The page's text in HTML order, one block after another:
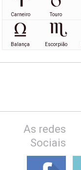
Carneiro Touro
Balança Escorpião
As redes
Sociais